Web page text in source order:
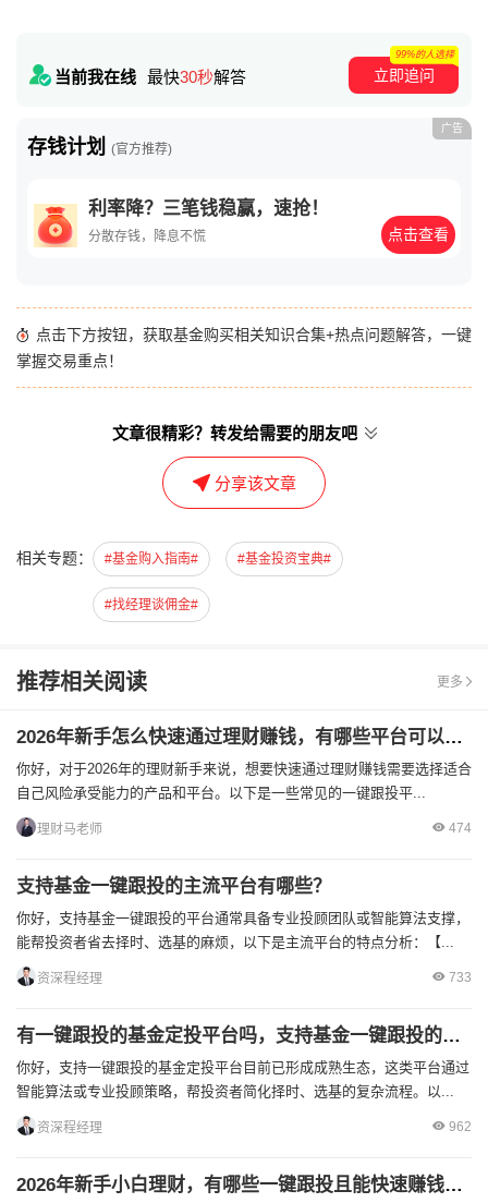
当前我在线 最快30秒解答 立即追问
99%的人选择
存钱计划 (官方推荐)
利率降？三笔钱稳赢，速抢！
分散存钱，降息不慌 点击查看
广告
点击下方按钮，获取基金购买相关知识合集+热点问题解答，一键
掌握交易重点！
文章很精彩？转发给需要的朋友吧
分享该文章
相关专题： #基金购入指南# #基金投资宝典#
#找经理谈佣金#
推荐相关阅读 更多
2026年新手怎么快速通过理财赚钱，有哪些平台可以一键跟投？
你好，对于2026年的理财新手来说，想要快速通过理财赚钱需要选择适合
自己风险承受能力的产品和平台。以下是一些常见的一键跟投平...
理财马老师 474
支持基金一键跟投的主流平台有哪些？
你好，支持基金一键跟投的平台通常具备专业投顾团队或智能算法支撑，
能帮投资者省去择时、选基的麻烦，以下是主流平台的特点分析：【...
资深程经理 733
有一键跟投的基金定投平台吗，支持基金一键跟投的主流平台有哪些？
你好，支持一键跟投的基金定投平台目前已形成成熟生态，这类平台通过
智能算法或专业投顾策略，帮投资者简化择时、选基的复杂流程。以...
资深程经理 962
2026年新手小白理财，有哪些一键跟投且能快速赚钱的平台？